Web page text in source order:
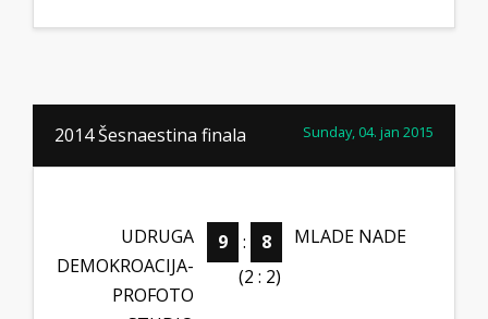
2014 Šesnaestina finala Sunday, 04. jan 2015
UDRUGA
DEMOKROACIJA-
PROFOTO
9 :
8
(2 : 2)
MLADE NADE